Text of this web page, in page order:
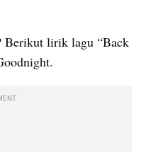
Berikut lirik lagu “Back